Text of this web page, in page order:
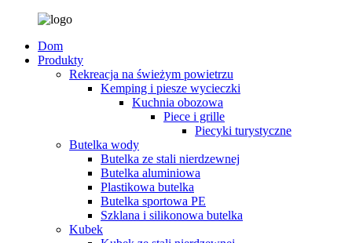
Dom
Produkty
Rekreacja na świeżym powietrzu
Kemping i piesze wycieczki
Kuchnia obozowa
Piece i grille
Piecyki turystyczne
Butelka wody
Butelka ze stali nierdzewnej
Butelka aluminiowa
Plastikowa butelka
Butelka sportowa PE
Szklana i silikonowa butelka
Kubek